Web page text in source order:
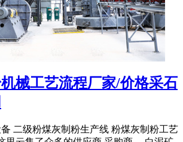
械工艺流程厂家/价格采石
二级粉煤灰制粉生产线 粉煤灰制粉工艺